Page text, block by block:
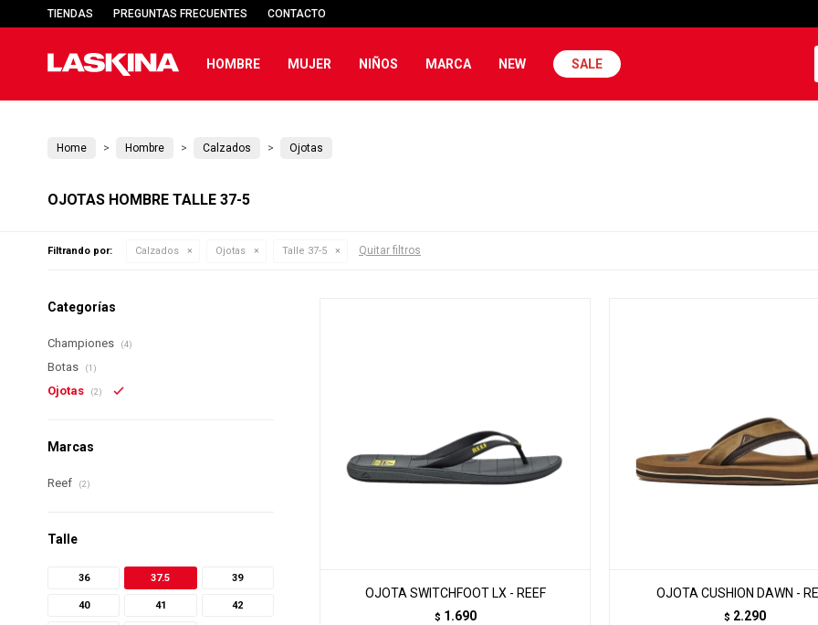
HOMBRE MUJER NIÑOS MARCA NEW SALE
TIENDAS PREGUNTAS FRECUENTES CONTACTO
Home Hombre Calzados Ojotas
OJOTAS HOMBRE TALLE 37-5
Filtrando por: Calzados Ojotas Talle 37-5 Quitar filtros
OJOTA SWITCHFOOT LX - REEF
$ 1.690
OJOTA CUSHION DAWN -
$ 2.290
Categorías
Championes (4)
Botas (1)
Ojotas (2)
Marcas
Reef (2)
Talle
36 37.5 39
40 41 42